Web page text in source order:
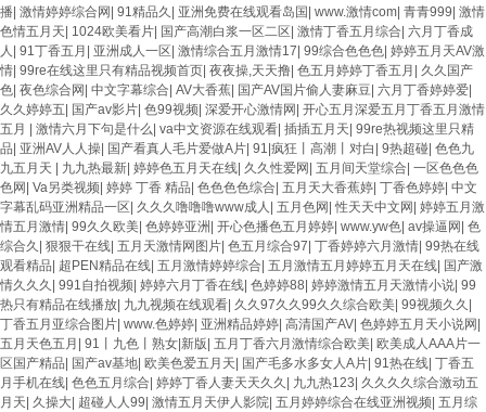
播| 激情婷婷综合网| 91精品久 | 亚洲免费在线观看岛国| www.激情com| 青青999| 激情
色情五月天| 1024欧美看片| 国产高潮白浆一区二区| 激情丁香五月综合| 六月丁香成
人 | 91丁香五月 | 亚洲成人一区| 激情综合五月激情17| 99综合色色色| 婷婷五月天AV激
情| 99re在线这里只有精品视频首页| 夜夜操,天天撸| 色五月婷婷丁香五月 | 久久国产
色| 夜色综合网| 中文字幕综合| AV大香蕉| 国产AV国片偷人妻麻豆| 六月丁香婷婷爱|
久久婷婷五| 国产av影片| 色99视频| 深爱开心激情网| 开心五月深爱五月丁香五月激情
五月 | 激情六月下句是什么| va中文资源在线观看| 插插五月天| 99re热视频这里只精
品| 亚洲AV人人操| 国产看真人毛片爱做A片| 91|疯狂丨高潮丨对白 | 9热超碰| 色色九
九五月天 | 九九热最新| 婷婷色五月天在线| 久久性爱网| 五月间天堂综合| 一区色色色
色网| Va另类视频| 婷婷 丁香 精品| 色色色色综合| 五月天大香蕉婷| 丁香色婷婷| 中文
字幕乱码亚洲精品一区| 久久久噜噜噜www成人 | 五月色网|性天天中文网| 婷婷五月激
情五月激情| 99久久欧美| 色婷婷亚洲 | 开心色播色五月婷婷| www.yw色| av操逼网| 色
综合久 | 狠狠干在线| 五月天激情网图片| 色五月综合97| 丁香婷婷六月激情| 99热在线
观看精品| 超PEN精品在线| 五月激情婷婷综合| 五月激情五月婷婷五月天在线| 国产激
情久久久 | 991自拍视频| 婷婷六月丁香在线| 色婷婷88| 婷婷激情五月天激情小说| 99
热只有精品在线播放| 九九视频在线观看| 久久97久久99久久综合欧美| 99视频久久 |
丁香五月亚综合图片| www.色婷婷| 亚洲精品婷婷| 高清国产AV| 色婷婷五月天小说网|
五月天色五月 | 91丨九色丨熟女|新版| 五月丁香六月激情综合欧美| 欧美成人AAA片一
区国产精品| 国产av基地| 欧美色爱五月天| 国产毛多水多女人A片| 91热在线| 丁香五
月手机在线| 色色五月综合| 婷婷丁香人妻天天久久 | 九九热123| 久久久久综合激动五
月天| 久操大| 超碰人人99| 激情五月天伊人影院| 五月婷婷综合在线亚洲视频| 五月综